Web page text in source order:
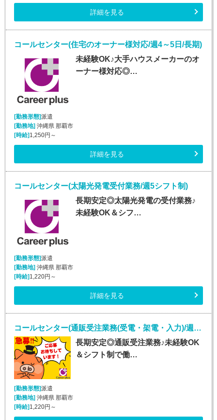
詳細を見る
コールセンター(住宅のオーナー様対応/週4～5日/長期)
未経験OK♪大手ハウスメーカーのオ
ーナー様対応◎…
[勤務形態]派遣
[勤務地]沖縄県 那覇市
[時給]1,250円～
詳細を見る
コールセンター(太陽光発電受付業務/週5シフト制)
長期安定◎太陽光発電の受付業務♪
未経験OK＆シフ…
[勤務形態]派遣
[勤務地] 沖縄県 那覇市
[時給] 1,220円～
詳細を見る
コールセンター(通販受注業務(受電・架電・入力)/週5シフト制)
長期安定◎通販受注業務♪未経験OK
＆シフト制で働…
[勤務形態]派遣
[勤務地] 沖縄県 那覇市
[時給] 1,220円～